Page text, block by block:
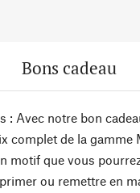
Bons cadeau
: Avec notre bon
complet de la gamme
motif que vous
ou remettre en